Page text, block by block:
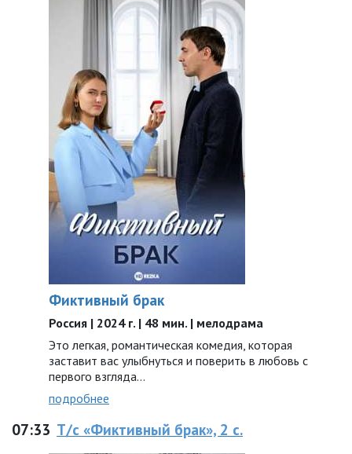
Фиктивный брак
Россия | 2024 г. | 48 мин. | мелодрама
Это легкая, романтическая комедия, которая
заставит вас улыбнуться и поверить в любовь с
первого взгляда…
подробнее
07:33 Т/с «Фиктивный брак», 2 с.